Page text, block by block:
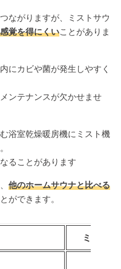
ながりますが、ミストサウ
覚を得にくいことがありま
にカビや菌が発生しやすく
ンテナンスが欠かせませ
浴室乾燥暖房機にミスト機
ることがあります
他のホームサウナと比べる
ができます。
ミスト